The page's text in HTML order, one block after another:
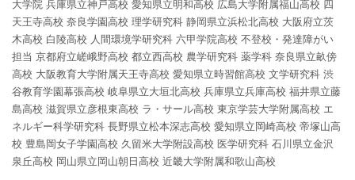
大学院 兵庫県立神戸高校 愛知県立明和高校 広島大学附属福山高校 四
天王寺高校 奈良学園高校 理学研究科 静岡県立浜松北高校 大阪府立茨
木高校 白陵高校 人間環境学研究科 六甲学院高校 不登校・発達障がい
担当 京都府立嵯峨野高校 都立西高校 農学研究科 薬学科 奈良県立畝傍
高校 大阪教育大学附属天王寺高校 愛知県立時習館高校 文学研究科 渋
谷教育学園幕張高校 岐阜県立大垣北高校 兵庫県立兵庫高校 福井県立藤
島高校 滋賀県立彦根東高校 ラ・サール高校 東京学芸大学附属高校 エ
ネルギー科学研究科 長野県立松本深志高校 愛知県立岡崎高校 帝塚山高
校 豊島岡女子学園高校 久留米大学附設高校 医学研究科 石川県立金沢
泉丘高校 岡山県立岡山朝日高校 近畿大学附属和歌山高校